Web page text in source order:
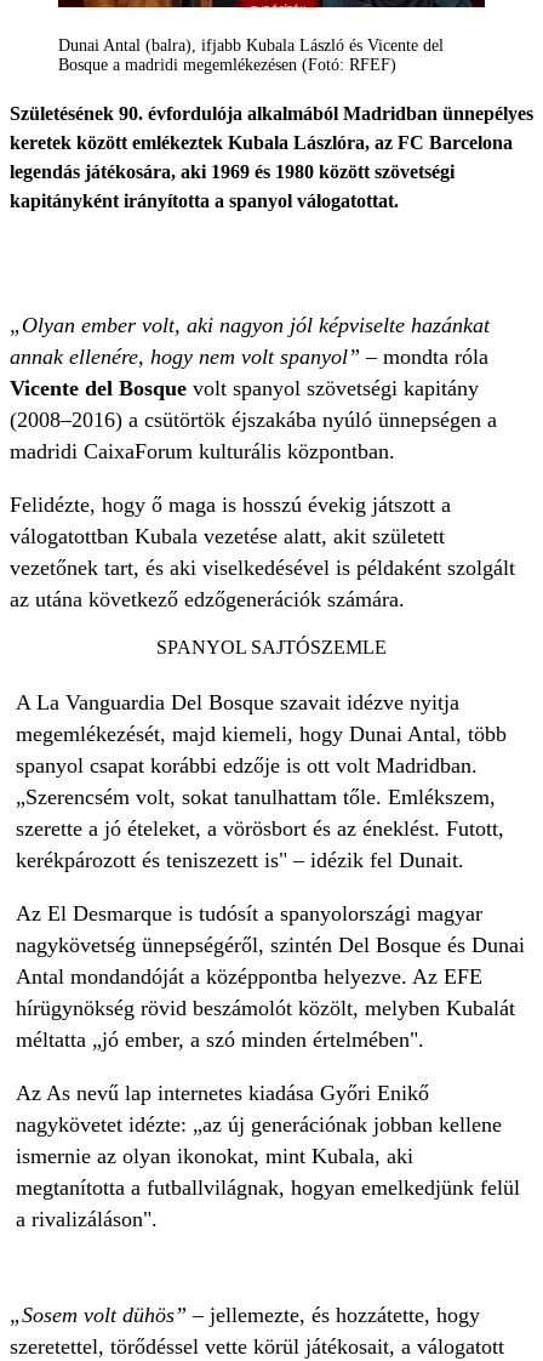
Dunai Antal (balra), ifjabb Kubala László és Vicente del
Bosque a madridi megemlékezésen (Fotó: RFEF)
Születésének 90. évfordulója alkalmából Madridban ünnepélyes
keretek között emlékeztek Kubala Lászlóra, az FC Barcelona
legendás játékosára, aki 1969 és 1980 között szövetségi
kapitányként irányította a spanyol válogatottat.
„Olyan ember volt, aki nagyon jól képviselte hazánkat
annak ellenére, hogy nem volt spanyol”– mondta róla
Vicente del Bosque volt spanyol szövetségi kapitány
(2008–2016) a csütörtök éjszakába nyúló ünnepségen a
madridi CaixaForum kulturális központban.
Felidézte, hogy ő maga is hosszú évekig játszott a
válogatottban Kubala vezetése alatt, akit született
vezetőnek tart, és aki viselkedésével is példaként szolgált
az utána következő edzőgenerációk számára.
SPANYOL SAJTÓSZEMLE
A La Vanguardia Del Bosque szavait idézve nyitja
megemlékezését, majd kiemeli, hogy Dunai Antal, több
spanyol csapat korábbi edzője is ott volt Madridban.
„Szerencsém volt, sokat tanulhattam tőle. Emlékszem,
szerette a jó ételeket, a vörösbort és az éneklést. Futott,
kerékpározott és teniszezett is" – idézik fel Dunait.
Az El Desmarque is tudósít a spanyolországi magyar
nagykövetség ünnepségéről, szintén Del Bosque és Dunai
Antal mondandóját a középpontba helyezve. Az EFE
hírügynökség rövid beszámolót közölt, melyben Kubalát
méltatta „jó ember, a szó minden értelmében".
Az As nevű lap internetes kiadása Győri Enikő
nagykövetet idézte: „az új generációnak jobban kellene
ismernie az olyan ikonokat, mint Kubala, aki
megtanította a futballvilágnak, hogyan emelkedjünk felül
a rivalizáláson".
„Sosem volt dühös”– jellemezte, és hozzátette, hogy
szeretettel, törődéssel vette körül játékosait, a válogatott